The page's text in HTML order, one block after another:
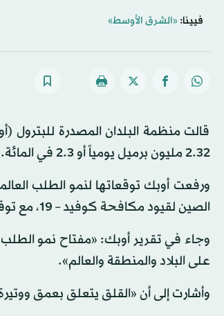
فيينا: «الشرق الأوسط»
قالت منظمة البلدان المصدرة للبترول
2.32 مليون برميل يومياً أو 2.3 في المائة. وزادت التوقعات بمائة ألف برميل يومياً مقارنة بتوقعات المنظمة الشهر الماضي.
الصين لقيود مكافحة كوفيد – 19، مع توقعات لآفاق أقوى قليلاً للاقتصاد العالمي.
على البلاد والمنطقة والعالم».
وأشارت إلى أن «القلق يتعلق بعمق